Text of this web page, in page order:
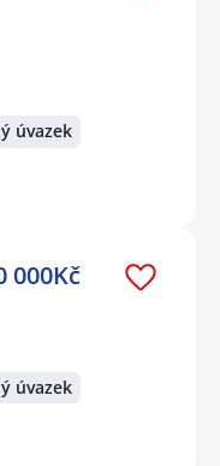
úvazek
000Kč
úvazek